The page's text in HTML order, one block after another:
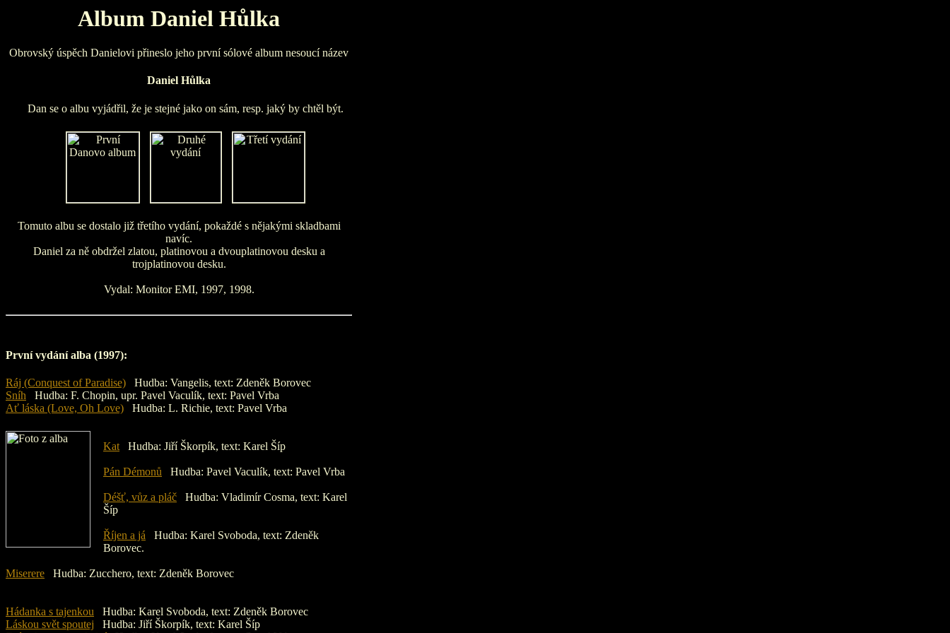
Album Daniel Hůlka
Obrovský úspěch Danielovi přineslo jeho první sólové album nesoucí název
Daniel Hůlka
Dan se o albu vyjádřil, že je stejné jako on sám, resp. jaký by chtěl být.
Tomuto albu se dostalo již třetího vydání, pokaždé s nějakými skladbami
navíc.
Daniel za ně obdržel zlatou, platinovou a dvouplatinovou desku a
trojplatinovou desku.
Vydal: Monitor EMI, 1997, 1998.
První vydání alba (1997):
Ráj (Conquest of Paradise) Hudba: Vangelis, text: Zdeněk Borovec
Sníh Hudba: F. Chopin, upr. Pavel Vaculík, text: Pavel Vrba
Ať láska (Love, Oh Love) Hudba: L. Richie, text: Pavel Vrba
Kat Hudba: Jiří Škorpík, text: Karel Šíp
Pán Démonů Hudba: Pavel Vaculík, text: Pavel Vrba
Déšť, vůz a pláč Hudba: Vladimír Cosma, text: Karel
Šíp
Říjen a já Hudba: Karel Svoboda, text: Zdeněk
Borovec.
Miserere Hudba: Zucchero, text: Zdeněk Borovec
Hádanka s tajenkou Hudba: Karel Svoboda, text: Zdeněk Borovec
Láskou svět spoutej Hudba: Jiří Škorpík, text: Karel Šíp